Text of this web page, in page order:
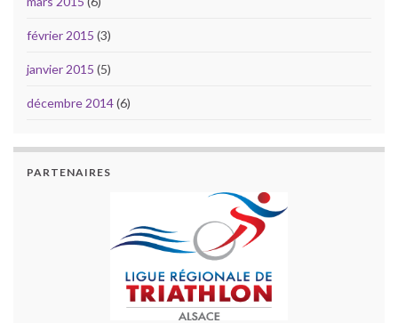
février 2015 (3)
janvier 2015 (5)
décembre 2014(6)
PARTENAIRES